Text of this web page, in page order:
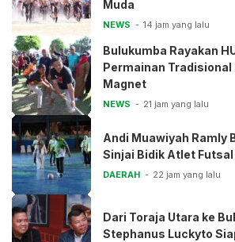
Muda
NEWS 14 jam yang lalu
Bulukumba Rayakan
Permainan Tradisional
Magnet
NEWS 21 jam yang lalu
Andi Muawiyah Ramly
Sinjai Bidik Atlet
DAERAH 22 jam yang lalu
Dari Toraja Utara ke
Stephanus Luckyto